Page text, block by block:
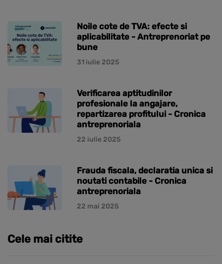
Noile cote de TVA: efecte si
aplicabilitate - Antreprenoriat pe
bune
31 iulie 2025
Verificarea aptitudinilor
profesionale la angajare,
repartizarea profitului - Cronica
antreprenoriala
22 iulie 2025
Frauda fiscala, declaratia unica si
noutati contabile - Cronica
antreprenoriala
22 mai 2025
Cele mai citite